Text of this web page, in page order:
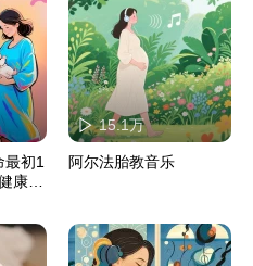
最初1
康的
15.1万
阿尔法胎教音乐